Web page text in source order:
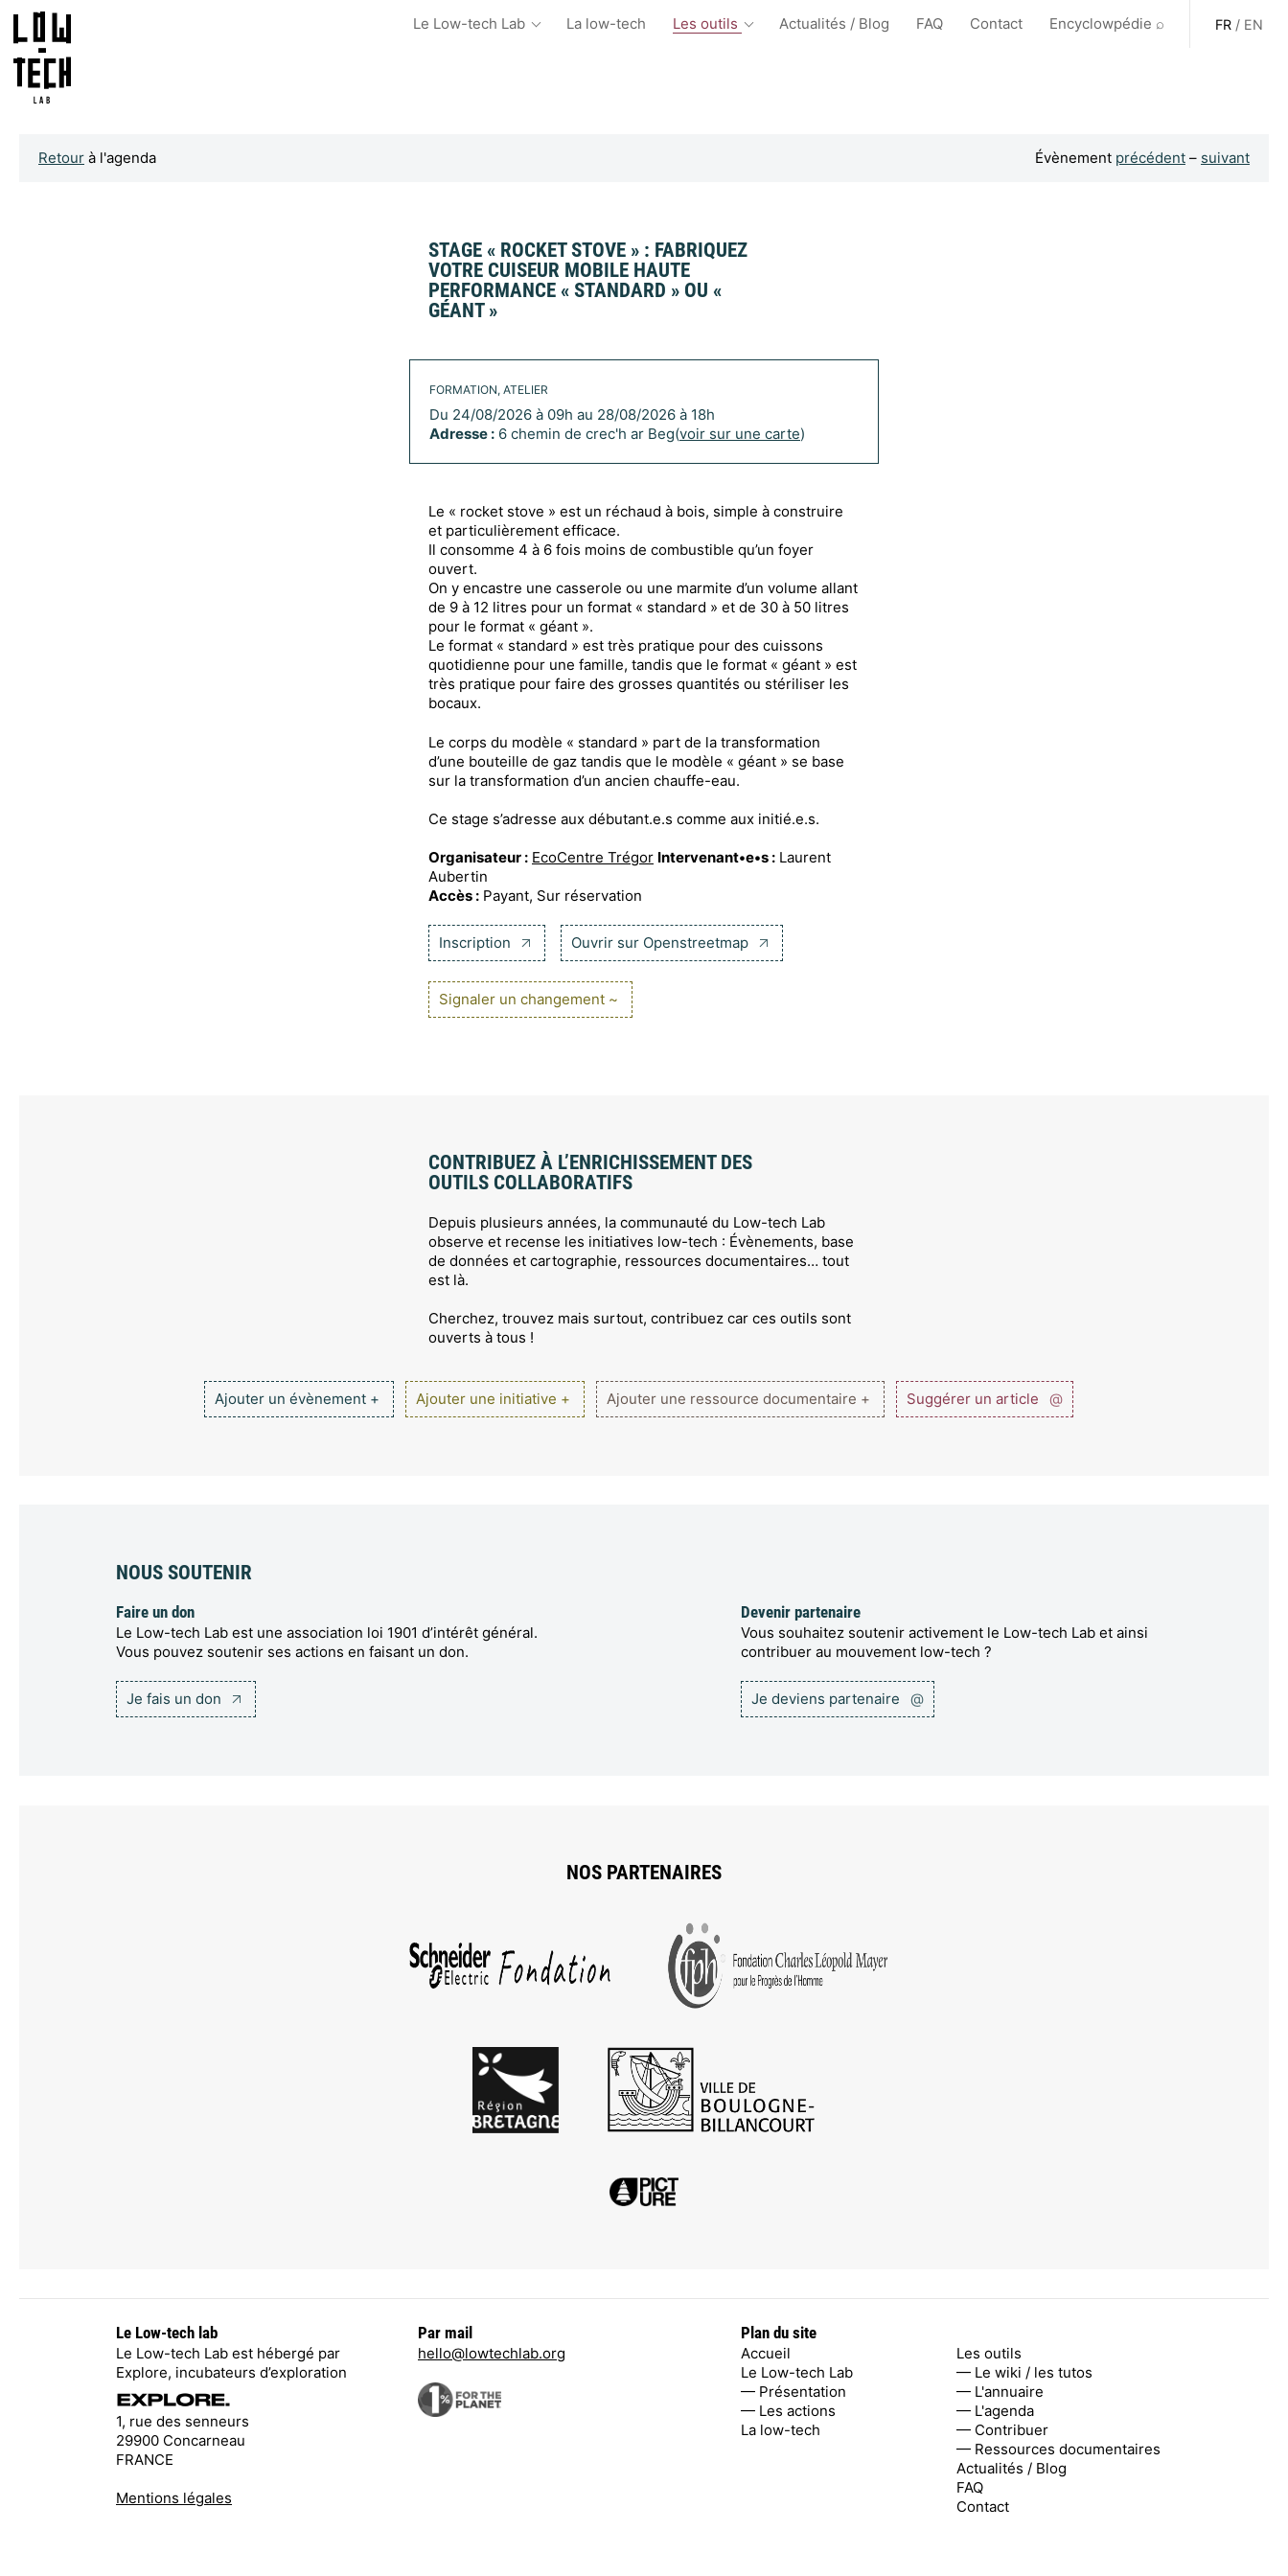
Le Low-tech Lab La low-tech Les outils Actualités / Blog FAQ Contact Encyclowpédie ⌕ FR / EN
Retour à l'agenda Évènement précédent – suivant
STAGE « ROCKET STOVE » : FABRIQUEZ
VOTRE CUISEUR MOBILE HAUTE
PERFORMANCE « STANDARD » OU «
GÉANT »
FORMATION, ATELIER
Du 24/08/2026 à 09h au 28/08/2026 à 18h
Adresse : 6 chemin de crec'h ar Beg(voir sur une carte)
Le « rocket stove » est un réchaud à bois, simple à construire
et particulièrement efficace.
Il consomme 4 à 6 fois moins de combustible qu’un foyer
ouvert.
On y encastre une casserole ou une marmite d’un volume allant
de 9 à 12 litres pour un format « standard » et de 30 à 50 litres
pour le format « géant ».
Le format « standard » est très pratique pour des cuissons
quotidienne pour une famille, tandis que le format « géant » est
très pratique pour faire des grosses quantités ou stériliser les
bocaux.
Le corps du modèle « standard » part de la transformation
d’une bouteille de gaz tandis que le modèle « géant » se base
sur la transformation d’un ancien chauffe-eau.
Ce stage s’adresse aux débutant.e.s comme aux initié.e.s.
Organisateur : EcoCentre Trégor Intervenant•e•s : Laurent
Aubertin
Accès : Payant, Sur réservation
Inscription Ouvrir sur Openstreetmap
Signaler un changement ~
CONTRIBUEZ À L’ENRICHISSEMENT DES
OUTILS COLLABORATIFS
Depuis plusieurs années, la communauté du Low-tech Lab
observe et recense les initiatives low-tech : Évènements, base
de données et cartographie, ressources documentaires… tout
est là.
Cherchez, trouvez mais surtout, contribuez car ces outils sont
ouverts à tous !
Ajouter un évènement + Ajouter une initiative + Ajouter une ressource documentaire + Suggérer un article @
NOUS SOUTENIR
Faire un don
Le Low-tech Lab est une association loi 1901 d’intérêt général.
Vous pouvez soutenir ses actions en faisant un don.
Je fais un don
Devenir partenaire
Vous souhaitez soutenir activement le Low-tech Lab et ainsi
contribuer au mouvement low-tech ?
Je deviens partenaire @
NOS PARTENAIRES
Le Low-tech lab
Le Low-tech Lab est hébergé par
Explore, incubateurs d’exploration
1, rue des senneurs
29900 Concarneau
FRANCE
Mentions légales
Par mail
hello@lowtechlab.org
Plan du site
Accueil
Le Low-tech Lab
— Présentation
— Les actions
La low-tech
Les outils
— Le wiki / les tutos
— L'annuaire
— L'agenda
— Contribuer
— Ressources documentaires
Actualités / Blog
FAQ
Contact